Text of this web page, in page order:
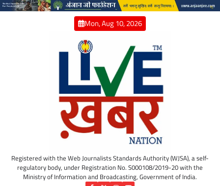
Skip
Mon, Aug 10, 2026
Registered with the Web Journalists Standards Authority (WJSA), a self-
regulatory body, under Registration No. S000108/2019-20 with the
Ministry of Information and Broadcasting, Government of India.